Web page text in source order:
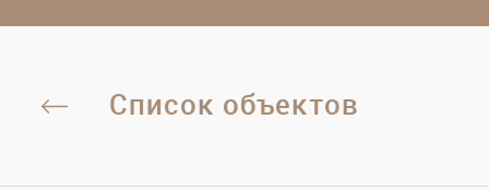
Список объектов